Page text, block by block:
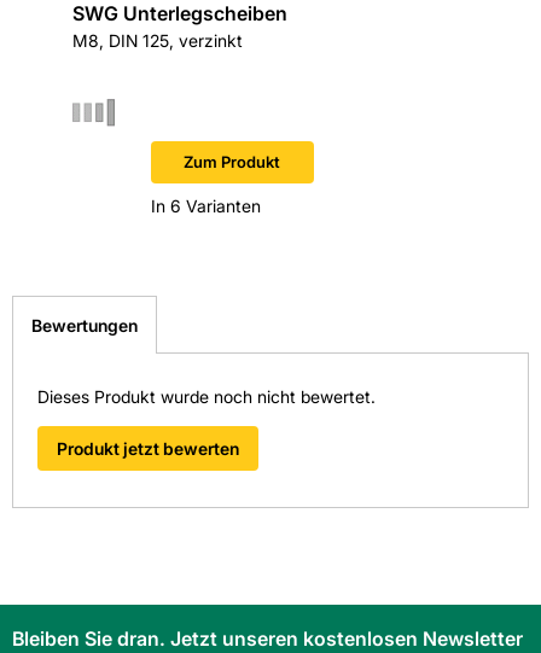
SWG Unterlegscheiben
M8, DIN 125, verzinkt
Zum Produkt
In 6 Varianten
Bewertungen
Dieses Produkt wurde noch nicht bewertet.
Produkt jetzt bewerten
Bleiben Sie dran. Jetzt unseren kostenlosen Newsletter